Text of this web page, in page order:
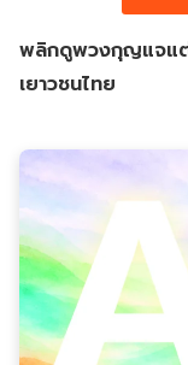
พลิกดูพวงกุญแจแต่
เยาวชนไทย